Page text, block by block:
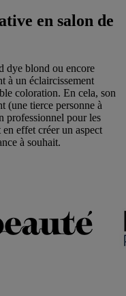
en salon de
dye blond ou encore
à un éclaircissement
coloration. En cela, son
(une tierce personne à
professionnel pour les
effet créer un aspect
à souhait.